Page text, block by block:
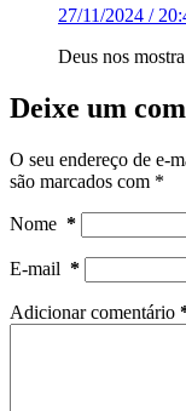
27/11/2024 /
Deus nos
Deixe um
O seu endereço de e-
são marcados com *
Nome *
E-mail *
Adicionar comentário